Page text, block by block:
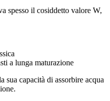
spesso il cosiddetto valore W,
a lunga maturazione
sua capacità di assorbire acqua